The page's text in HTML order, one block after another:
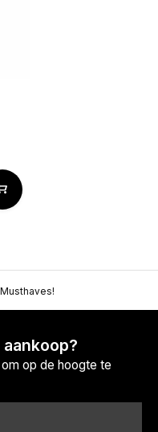
op de hoogte te